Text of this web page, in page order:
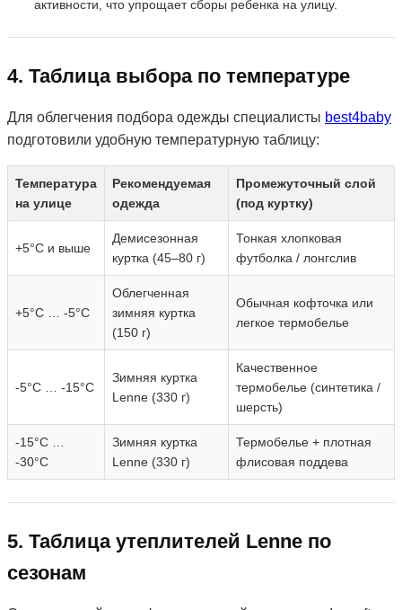
активности, что упрощает сборы ребенка на улицу.
4. Таблица выбора по температуре
Для облегчения подбора одежды специалисты best4baby
подготовили удобную температурную таблицу:
Температура
на улице
Рекомендуемая
одежда
Промежуточный слой
(под куртку)
+5°C и выше
Демисезонная
куртка (45–80 г)
Тонкая хлопковая
футболка / лонгслив
+5°C … -5°C
Облегченная
зимняя куртка
(150 г)
Обычная кофточка или
легкое термобелье
-5°C … -15°C
Зимняя куртка
Lenne (330 г)
Качественное
термобелье (синтетика /
шерсть)
-15°C …
-30°C
Зимняя куртка
Lenne (330 г)
Термобелье + плотная
флисовая поддева
5. Таблица утеплителей Lenne по
сезонам